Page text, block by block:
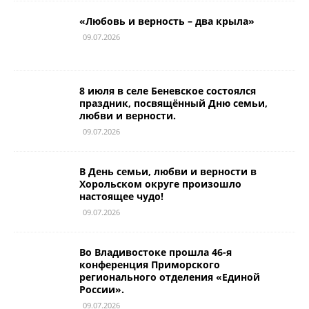
«Любовь и верность – два крыла»
09.07.2026
8 июля в селе Беневское состоялся
праздник, посвящённый Дню семьи,
любви и верности.
09.07.2026
В День семьи, любви и верности в
Хорольском округе произошло
настоящее чудо!
09.07.2026
Во Владивостоке прошла 46-я
конференция Приморского
регионального отделения «Единой
России».
09.07.2026